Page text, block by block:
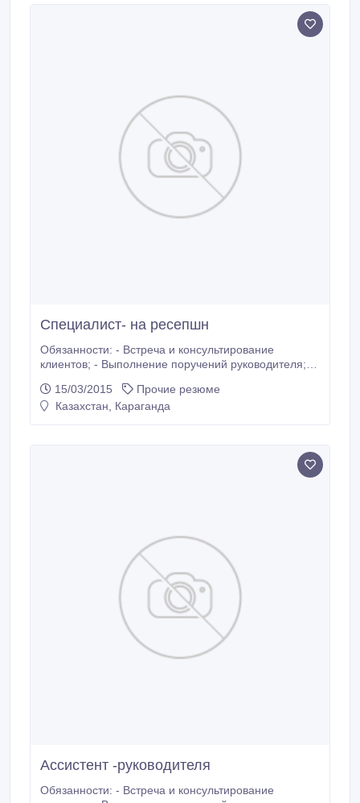
разработчика программного обеспечения и имеет
Специалист- на ресепшн
Обязанности: - Встреча и консультирование
клиентов; - Выполнение поручений руководителя; -
Без опыта работы; - Дружный коллектив; - Гибкий
график, совмещение; Требования: -
15/03/2015
Прочие резюме
Казахстан, Караганда
Ассистент -руководителя
Обязанности: - Встреча и консультирование